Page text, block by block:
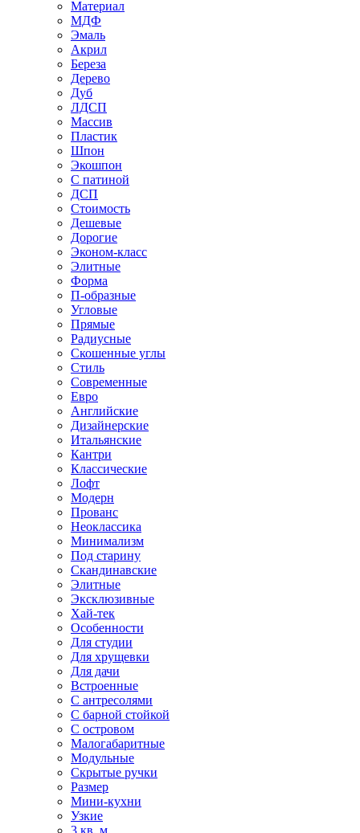
Материал
МДФ
Эмаль
Акрил
Береза
Дерево
Дуб
ЛДСП
Массив
Пластик
Шпон
Экошпон
С патиной
ДСП
Стоимость
Дешевые
Дорогие
Эконом-класс
Элитные
Форма
П-образные
Угловые
Прямые
Радиусные
Скошенные углы
Стиль
Современные
Евро
Английские
Дизайнерские
Итальянские
Кантри
Классические
Лофт
Модерн
Прованс
Неоклассика
Минимализм
Под старину
Скандинавские
Элитные
Эксклюзивные
Хай-тек
Особенности
Для студии
Для хрущевки
Для дачи
Встроенные
С антресолями
С барной стойкой
С островом
Малогабаритные
Модульные
Скрытые ручки
Размер
Мини-кухни
Узкие
3 кв. м.